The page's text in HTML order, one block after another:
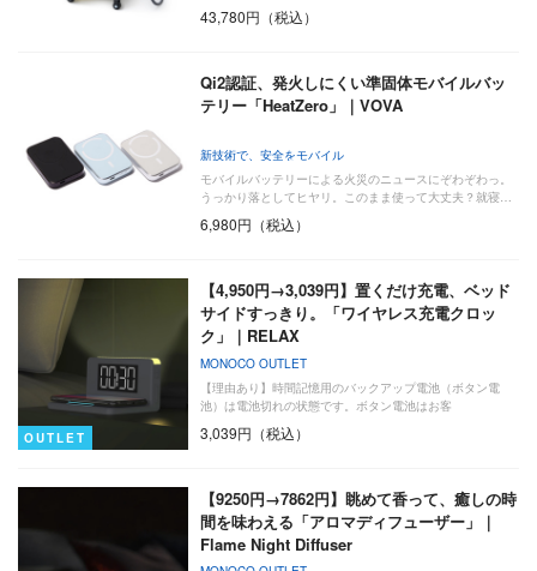
43,780円（税込）
Qi2認証、発火しにくい準固体モバイルバッ
テリー「HeatZero」｜VOVA
新技術で、安全をモバイル
モバイルバッテリーによる火災のニュースにぞわぞわっ。
うっかり落としてヒヤリ。このまま使って大丈夫？就寝…
6,980円（税込）
OUTLET
【4,950円→3,039円】置くだけ充電、ベッド
サイドすっきり。「ワイヤレス充電クロッ
ク」｜RELAX
MONOCO OUTLET
【理由あり】時間記憶用のバックアップ電池（ボタン電
池）は電池切れの状態です。ボタン電池はお客
3,039円（税込）
【9250円→7862円】眺めて香って、癒しの時
間を味わえる「アロマディフューザー」｜
Flame Night Diffuser